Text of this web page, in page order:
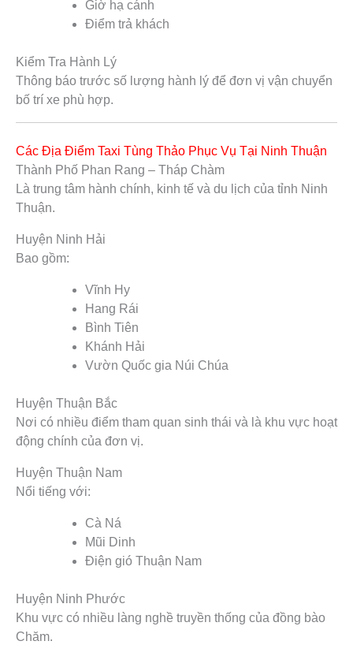
Giờ hạ cánh
Điểm trả khách
Kiểm Tra Hành Lý
Thông báo trước số lượng hành lý để đơn vị vận chuyển
bố trí xe phù hợp.
Các Địa Điểm Taxi Tùng Thảo Phục Vụ Tại Ninh Thuận
Thành Phố Phan Rang – Tháp Chàm
Là trung tâm hành chính, kinh tế và du lịch của tỉnh Ninh
Thuận.
Huyện Ninh Hải
Bao gồm:
Vĩnh Hy
Hang Rái
Bình Tiên
Khánh Hải
Vườn Quốc gia Núi Chúa
Huyện Thuận Bắc
Nơi có nhiều điểm tham quan sinh thái và là khu vực hoạt
động chính của đơn vị.
Huyện Thuận Nam
Nổi tiếng với:
Cà Ná
Mũi Dinh
Điện gió Thuận Nam
Huyện Ninh Phước
Khu vực có nhiều làng nghề truyền thống của đồng bào
Chăm.